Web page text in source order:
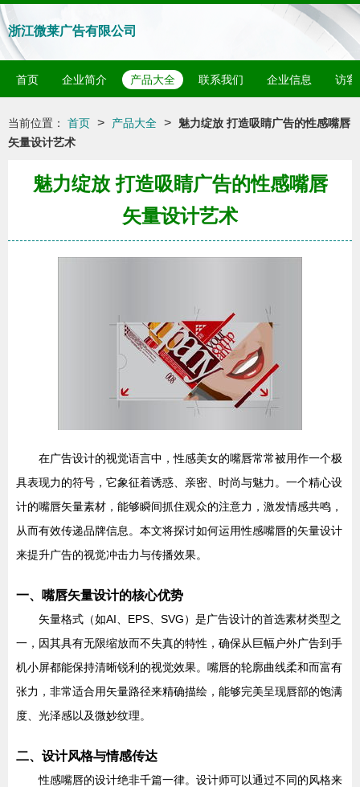
浙江微莱广告有限公司
首页 企业简介 产品大全 联系我们 企业信息 访客
当前位置： 首页 > 产品大全 >
魅力绽放 打造吸睛广告的性感嘴唇
矢量设计艺术
魅力绽放 打造吸睛广告的性感嘴唇
矢量设计艺术
在广告设计的视觉语言中，性感美女的嘴唇常常被用作一个极
具表现力的符号，它象征着诱惑、亲密、时尚与魅力。一个精心设
计的嘴唇矢量素材，能够瞬间抓住观众的注意力，激发情感共鸣，
从而有效传递品牌信息。本文将探讨如何运用性感嘴唇的矢量设计
来提升广告的视觉冲击力与传播效果。
一、嘴唇矢量设计的核心优势
矢量格式（如AI、EPS、SVG）是广告设计的首选素材类型之
一，因其具有无限缩放而不失真的特性，确保从巨幅户外广告到手
机小屏都能保持清晰锐利的视觉效果。嘴唇的轮廓曲线柔和而富有
张力，非常适合用矢量路径来精确描绘，能够完美呈现唇部的饱满
度、光泽感以及微妙纹理。
二、设计风格与情感传达
性感嘴唇的设计绝非千篇一律。设计师可以通过不同的风格来